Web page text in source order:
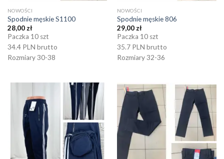
NOWOŚCI
Spodnie męskie S1100
28,00zł
Paczka 10 szt
34.4 PLN brutto
Rozmiary 30-38
NOWOŚCI
Spodnie męskie 806
29,00zł
Paczka 10 szt
35.7 PLN brutto
Rozmiary 32-36